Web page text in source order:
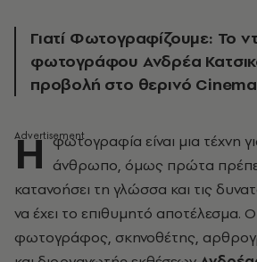
Γιατί Φωτογραφίζουμε: Το
φωτογράφου Ανδρέα
προβολή στο θερινό
Η φωτογραφία είναι μια τέχνη
άνθρωπο, όμως πρώτα
κατανοήσει τη γλώσσα και τις
να έχει το επιθυμητό αποτέλεσμα.
φωτογράφος, σκηνοθέτης,